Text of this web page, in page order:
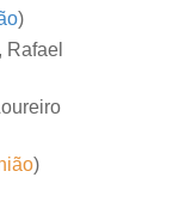
)
Rafael
)